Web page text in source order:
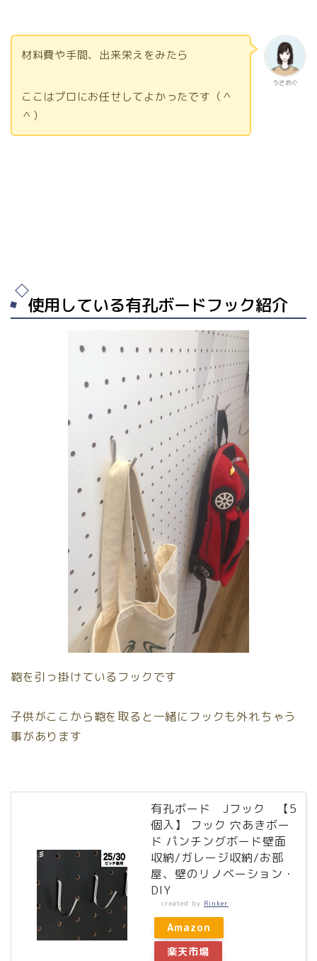
うさめぐ
材料費や手間、出来栄えをみたら
ここはプロにお任せしてよかったです（＾
＾）
使用している有孔ボードフック紹介
鞄を引っ掛けているフックです
子供がここから鞄を取ると一緒にフックも外れちゃう
事があります
有孔ボード Jフック 【5
個入】 フック 穴あきボー
ド パンチングボード壁面
収納/ガレージ収納/お部
屋、壁のリノベーション・
DIY
created by Rinker
Amazon
楽天市場